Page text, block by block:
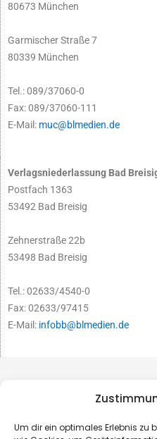
Um dir ein optimales Erlebnis zu
80673 München
Garmischer Straße 7
80339 München
Tel.: 089/37060-0
Fax: 089/37060-111
E-Mail: muc@blmedien.de
Verlagsniederlassung Bad
Postfach 1363
53492 Bad Breisig
Zehnerstraße 22b
53498 Bad Breisig
Tel.: 02633/4540-0
Fax: 02633/97415
E-Mail: infobb@blmedien.de